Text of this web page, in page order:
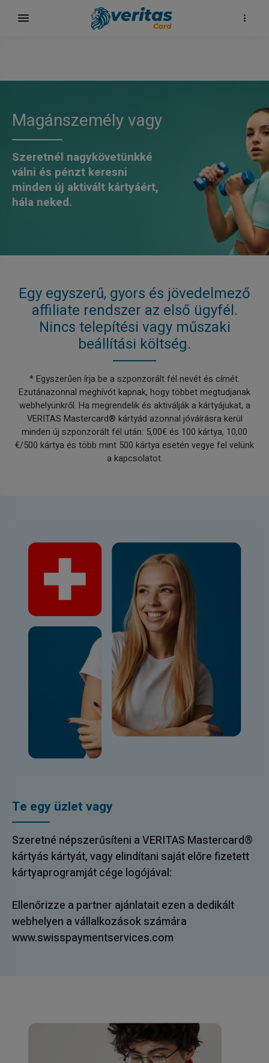
Magánszemély vagy
Szeretnél nagykövetünkké
válni és pénzt keresni
minden új aktivált kártyáért,
hála neked.
Egy egyszerű, gyors és jövedelmező
affiliate rendszer az első ügyfél.
Nincs telepítési vagy műszaki
beállítási költség.
* Egyszerűen írja be a szponzorált fél nevét és címét.
Ezutánazonnal meghívót kapnak, hogy többet megtudjanak
webhelyünkről. Ha megrendelik és aktiválják a kártyájukat, a
VERITAS Mastercard® kártyád azonnal jóváírásra kerül
minden új szponzorált fél után: 5,00€ és 100 kártya, 10,00
€/500 kártya és több mint 500 kártya esetén vegye fel velünk
a kapcsolatot.
Te egy üzlet vagy
Szeretné népszerűsíteni a VERITAS Mastercard®
kártyás kártyát, vagy elindítani saját előre fizetett
kártyaprogramját cége logójával:
Ellenőrizze a partner ajánlatait ezen a dedikált
webhelyen a vállalkozások számára
www.swisspaymentservices.com